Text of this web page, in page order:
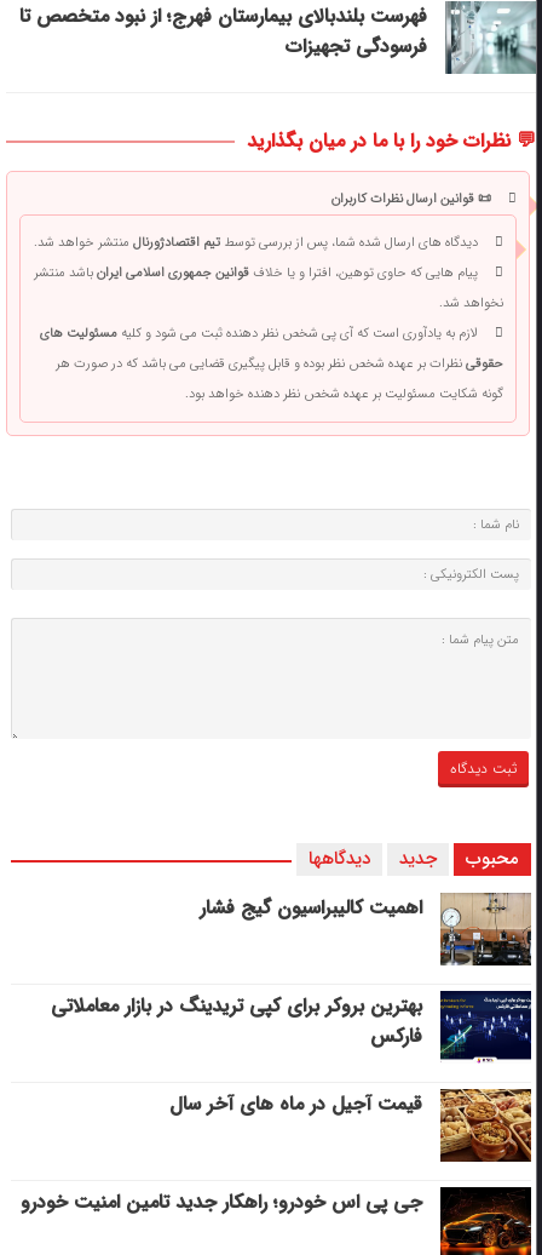
فهرست بلندبالای بیمارستان فهرج؛ از نبود متخصص تا
فرسودگی تجهیزات
💬 نظرات خود را با ما در میان بگذارید
📜 قوانین ارسال نظرات کاربران
دیدگاه های ارسال شده شما، پس از بررسی توسطتیم اقتصادژورنالمنتشر خواهد شد.
پیام هایی که حاوی توهین، افترا و یا خلافقوانین جمهوری اسلامی ایرانباشد منتشر
نخواهد شد.
لازم به یادآوری است که آی پی شخص نظر دهنده ثبت می شود و کلیهمسئولیت های
حقوقینظرات بر عهده شخص نظر بوده و قابل پیگیری قضایی می باشد که در صورت هر
گونه شکایت مسئولیت بر عهده شخص نظر دهنده خواهد بود.
محبوب جدید دیدگاهها
اهمیت کالیبراسیون گیج فشار
بهترین بروکر برای کپی‌ تریدینگ در بازار معاملاتی
فارکس
قیمت آجیل در ماه های آخر سال
جی پی اس خودرو؛ راهکار جدید تامین امنیت خودرو